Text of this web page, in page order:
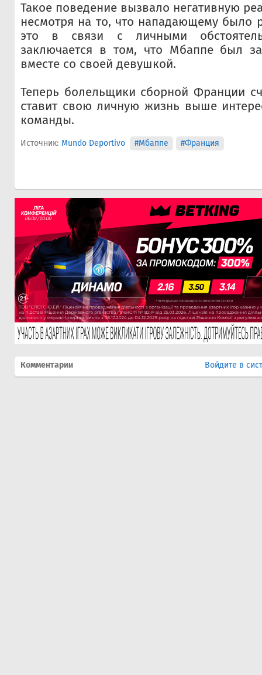
Такое поведение вызвало негативную
несмотря на то, что нападающему было
это в связи с личными
заключается в том, что Мбаппе был
вместе со своей девушкой.
Теперь болельщики сборной Франции
ставит свою личную жизнь выше
команды.
Источник: Mundo Deportivo #Мбаппе #Франция
Комментарии Войдите в